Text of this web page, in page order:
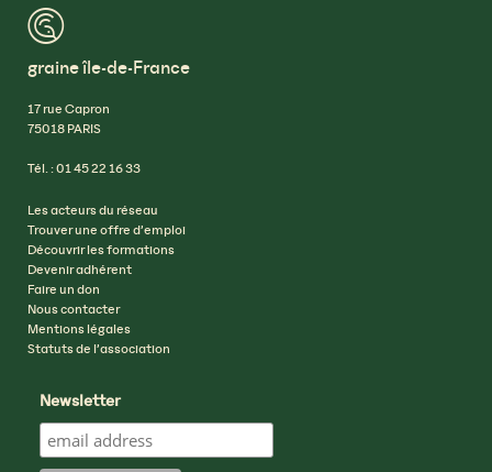
™
graine île-de-France
17 rue Capron
75018 PARIS
Tél. : 01 45 22 16 33
Les acteurs du réseau
Trouver une offre d’emploi
Découvrir les formations
Devenir adhérent
Faire un don
Nous contacter
Mentions légales
Statuts de l’association
Newsletter